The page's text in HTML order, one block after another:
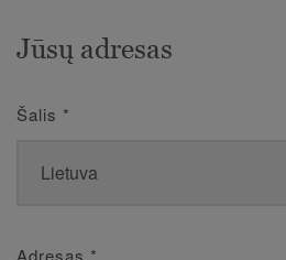
Jūsų adresas
Šalis *
Adresas *